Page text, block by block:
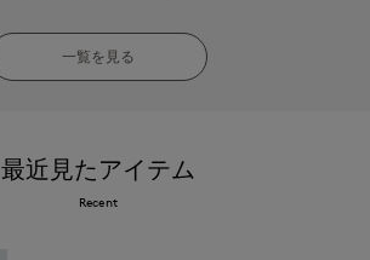
一覧を見る
最近見たアイテム
Recent